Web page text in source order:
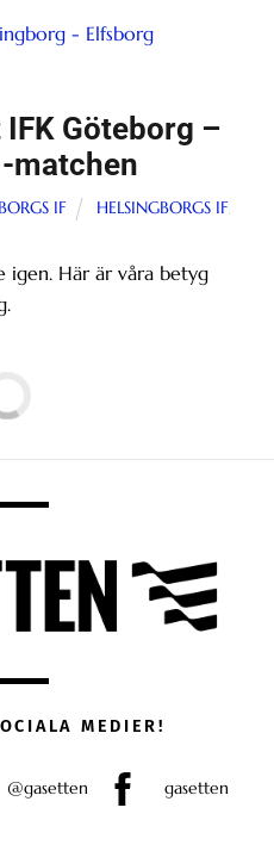
Göteborg –
matchen
IF HELSINGBORGS IF,
igen. Här är våra betyg
MEDIER!
@gasetten gasetten